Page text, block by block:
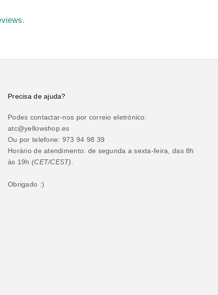
Precisa de ajuda?
Podes contactar-nos por correio eletrónico:
atc@yellowshop.es
Ou por telefone: 973 94 98 39
Horário de atendimento: de segunda a sexta-feira, das 8h
às 19h (CET/CEST).
Obrigado :)